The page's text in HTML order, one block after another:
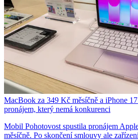
MacBook za 349 Kč měsíčně a iPhone
pronájem, který nemá konkurenci
Mobil Pohotovost spustila pronájem
měsíčně. Po skončení smlouvy ale